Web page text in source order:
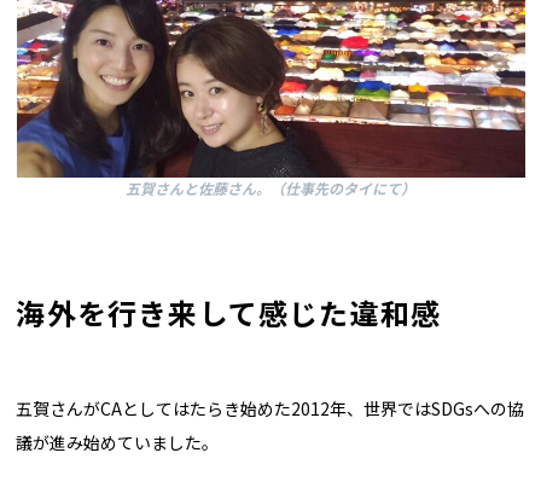
五賀さんと佐藤さん。（仕事先のタイにて）
海外を行き来して感じた違和感
五賀さんがCAとしてはたらき始めた2012年、世界ではSDGsへの協
議が進み始めていました。